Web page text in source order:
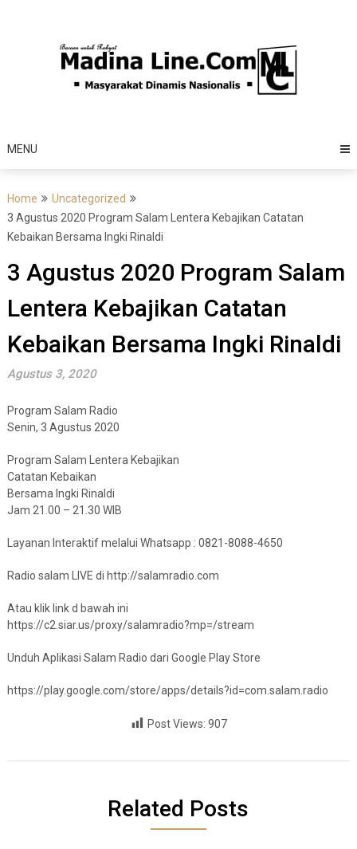
MENU
Home
Uncategorized
3 Agustus 2020 Program Salam Lentera Kebajikan Catatan
Kebaikan Bersama Ingki Rinaldi
3 Agustus 2020 Program Salam
Lentera Kebajikan Catatan
Kebaikan Bersama Ingki Rinaldi
Agustus 3, 2020
Program Salam Radio
Senin, 3 Agustus 2020
Program Salam Lentera Kebajikan
Catatan Kebaikan
Bersama Ingki Rinaldi
Jam 21.00 – 21.30 WIB
Layanan Interaktif melalui Whatsapp : 0821-8088-4650
Radio salam LIVE di http://salamradio.com
Atau klik link d bawah ini
https://c2.siar.us/proxy/salamradio?mp=/stream
Unduh Aplikasi Salam Radio dari Google Play Store
https://play.google.com/store/apps/details?id=com.salam.radio
Post Views: 907
Related Posts